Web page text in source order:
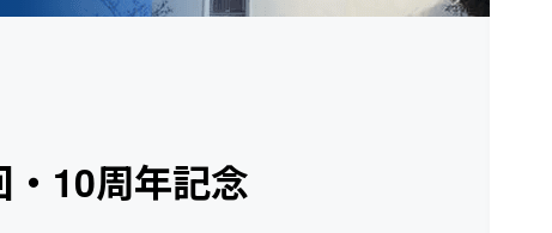
10周年記念